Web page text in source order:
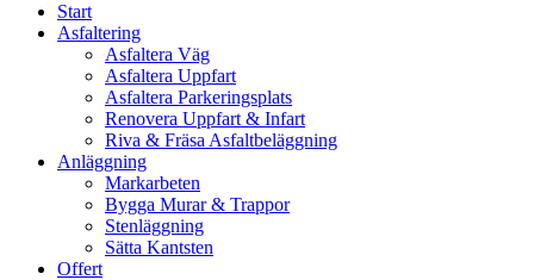
Start
Asfaltering
Asfaltera Väg
Asfaltera Uppfart
Asfaltera Parkeringsplats
Renovera Uppfart & Infart
Riva & Fräsa Asfaltbeläggning
Anläggning
Markarbeten
Bygga Murar & Trappor
Stenläggning
Sätta Kantsten
Offert